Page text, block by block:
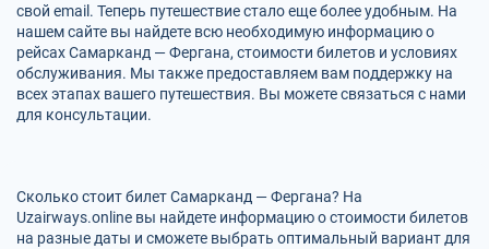
свой email. Теперь путешествие стало еще более удобным. На
нашем сайте вы найдете всю необходимую информацию о
рейсах Самарканд — Фергана, стоимости билетов и условиях
обслуживания. Мы также предоставляем вам поддержку на
всех этапах вашего путешествия. Вы можете связаться с нами
для консультации.
Сколько стоит билет Самарканд — Фергана? На
Uzairways.online вы найдете информацию о стоимости билетов
на разные даты и сможете выбрать оптимальный вариант для